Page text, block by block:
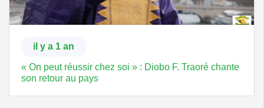
il y a 1 an
« On peut réussir chez soi » : Diobo F. Traoré chante
son retour au pays